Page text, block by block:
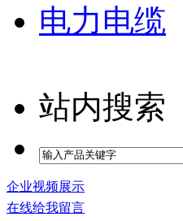
电力电缆
站内搜索
企业视频展示
在线给我留言